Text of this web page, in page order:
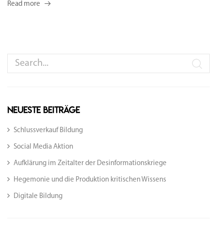
Read more
Neueste Beiträge
Schlussverkauf Bildung
Social Media Aktion
Aufklärung im Zeitalter der Desinformationskriege
Hegemonie und die Produktion kritischen Wissens
Digitale Bildung